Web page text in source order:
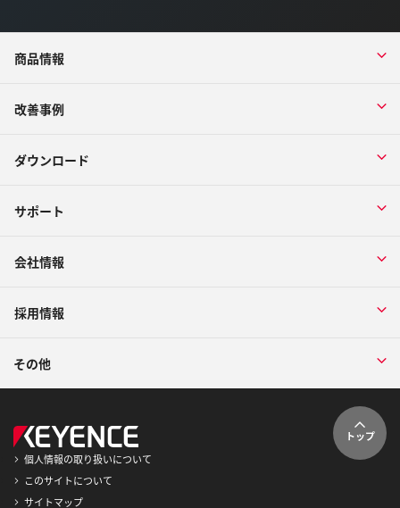
商品情報
改善事例
ダウンロード
サポート
会社情報
採用情報
その他
トップ
個人情報の取り扱いについて
このサイトについて
サイトマップ